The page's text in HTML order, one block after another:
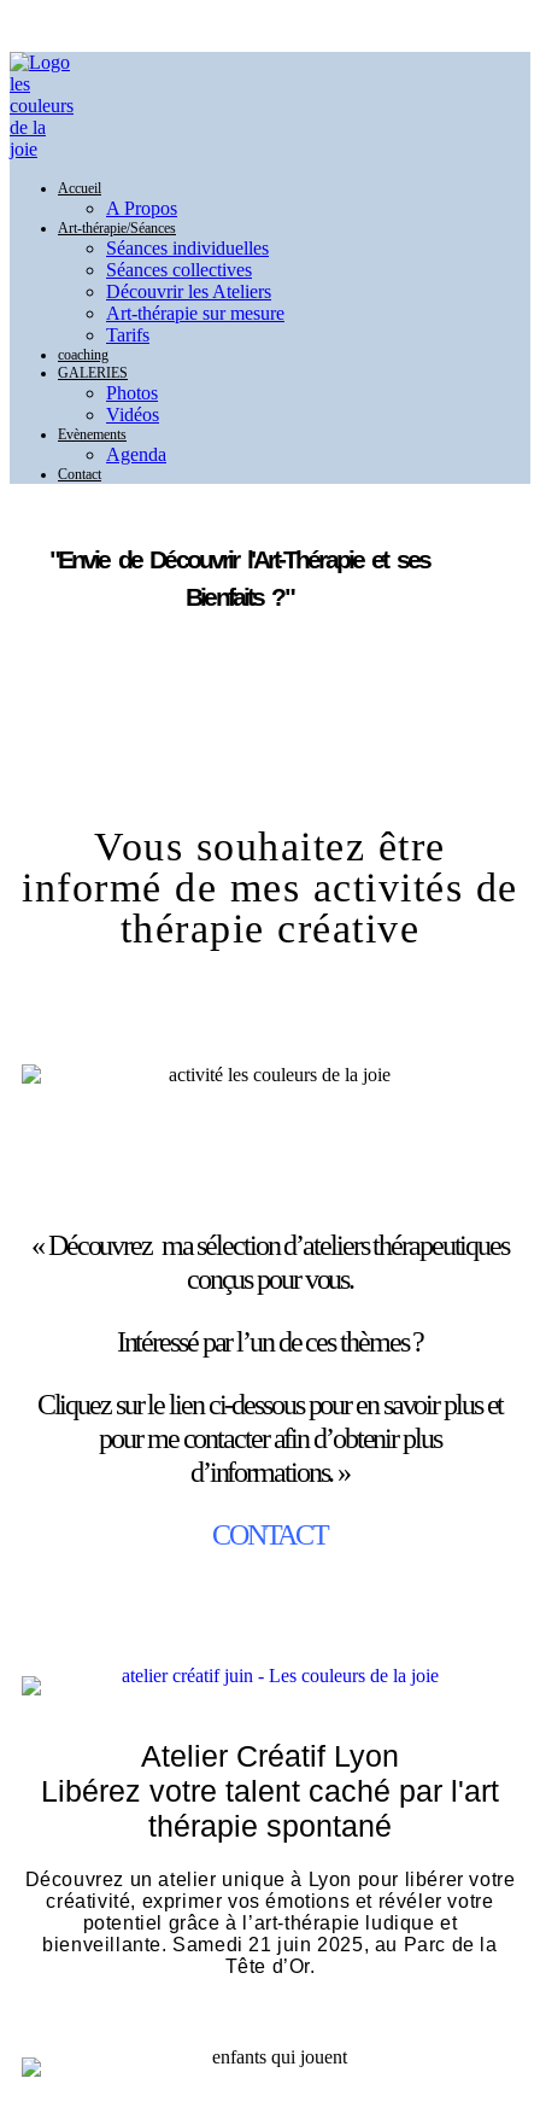
Accueil
A Propos
Art-thérapie/Séances
Séances individuelles
Séances collectives
Découvrir les Ateliers
Art-thérapie sur mesure
Tarifs
coaching
GALERIES
Photos
Vidéos
Evènements
Agenda
Contact
"Envie de Découvrir l'Art-Thérapie et ses
Bienfaits ?"
Vous souhaitez être
informé de mes activités de
thérapie créative
« Découvrez ma sélection d’ateliers thérapeutiques
conçus pour vous.
Intéressé par l’un de ces thèmes ?
Cliquez sur le lien ci-dessous pour en savoir plus et
pour me contacter afin d’obtenir plus
d’informations. »
CONTACT
Atelier Créatif Lyon
Libérez votre talent caché par l'art
thérapie spontané
Découvrez un atelier unique à Lyon pour libérer votre
créativité, exprimer vos émotions et révéler votre
potentiel grâce à l’art-thérapie ludique et
bienveillante. Samedi 21 juin 2025, au Parc de la
Tête d’Or.